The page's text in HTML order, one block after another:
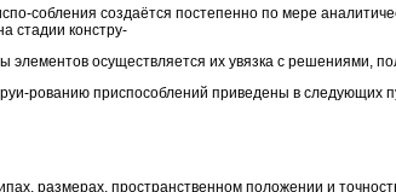
собления создаётся постепенно по мере
стадии констру-
элементов осуществляется их увязка с решениями,
рованию приспособлений приведены в следующих
размерах, пространственном положении и